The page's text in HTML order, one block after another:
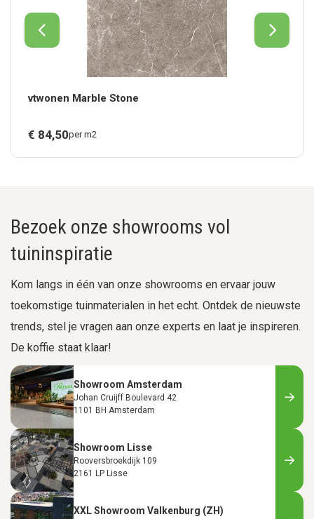
vtwonen Marble Stone
€ 84,50per m2
Bezoek onze showrooms vol
tuininspiratie
Kom langs in één van onze showrooms en ervaar jouw
toekomstige tuinmaterialen in het echt. Ontdek de nieuwste
trends, stel je vragen aan onze experts en laat je inspireren.
De koffie staat klaar!
Showroom Amsterdam
Johan Cruijff Boulevard 42
1101 BH Amsterdam
Showroom Lisse
Rooversbroekdijk 109
2161 LP Lisse
XXL Showroom Valkenburg (ZH)